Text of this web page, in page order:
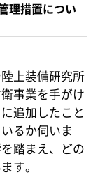
理措置につい
上装備研究所
事業を手がけ
追加したこと
るか伺いま
踏まえ、どの
す。